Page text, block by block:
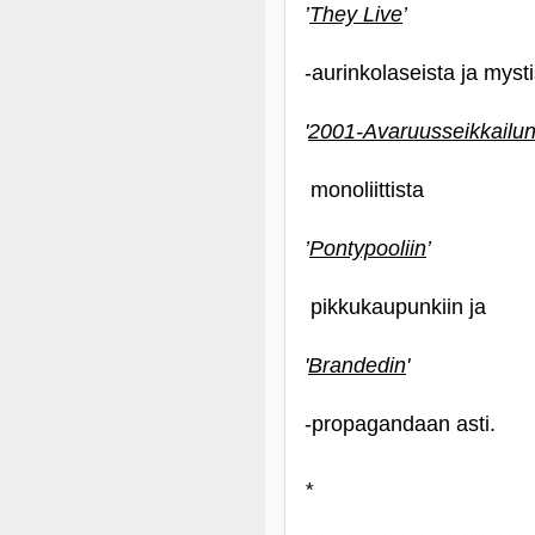
’They Live’
-aurinkolaseista ja
'2001-Avaruusseikkailun
monoliittista
’Pontypooliin’
pikkukaupunkiin ja
'Brandedin'
-propagandaan asti.
*